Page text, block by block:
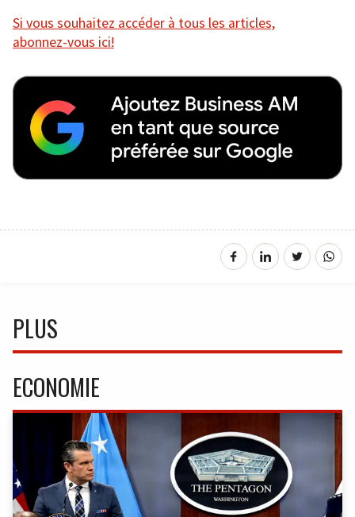
Si vous souhaitez accéder à tous les articles,
abonnez-vous ici!
PLUS
ECONOMIE